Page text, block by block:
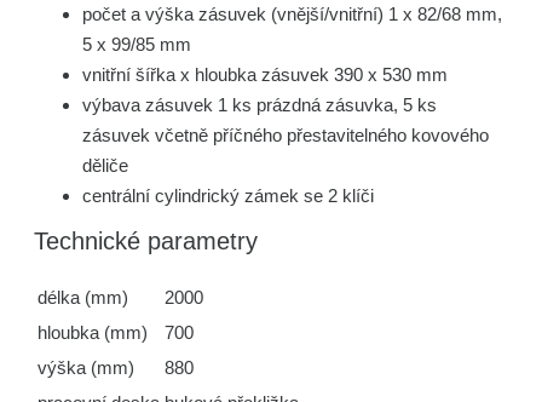
počet a výška zásuvek (vnější/vnitřní) 1 x 82/68 mm,
5 x 99/85 mm
vnitřní šířka x hloubka zásuvek 390 x 530 mm
výbava zásuvek 1 ks prázdná zásuvka, 5 ks
zásuvek včetně příčného přestavitelného kovového
děliče
centrální cylindrický zámek se 2 klíči
Technické parametry
délka (mm)
2000
hloubka (mm)
700
výška (mm)
880